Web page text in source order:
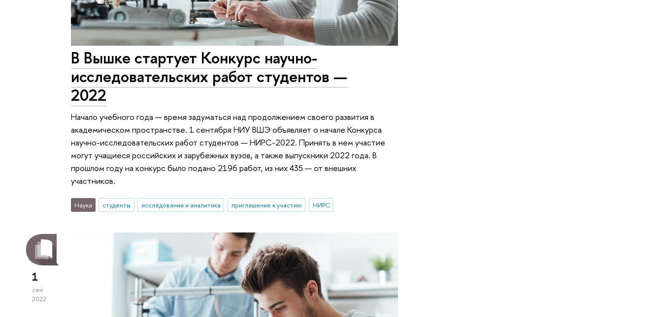
В Вышке стартует Конкурс научно-
исследовательских работ студентов —
2022
Начало учебного года — время задуматься над продолжением своего развития в
академическом пространстве. 1 сентября НИУ ВШЭ объявляет о начале Конкурса
научно-исследовательских работ студентов — НИРС-2022. Принять в нем участие
могут учащиеся российских и зарубежных вузов, а также выпускники 2022 года. В
прошлом году на конкурс было подано 2196 работ, из них 435 — от внешних
участников.
Наука студенты исследования и аналитика приглашение к участию НИРС
1
сен
2022